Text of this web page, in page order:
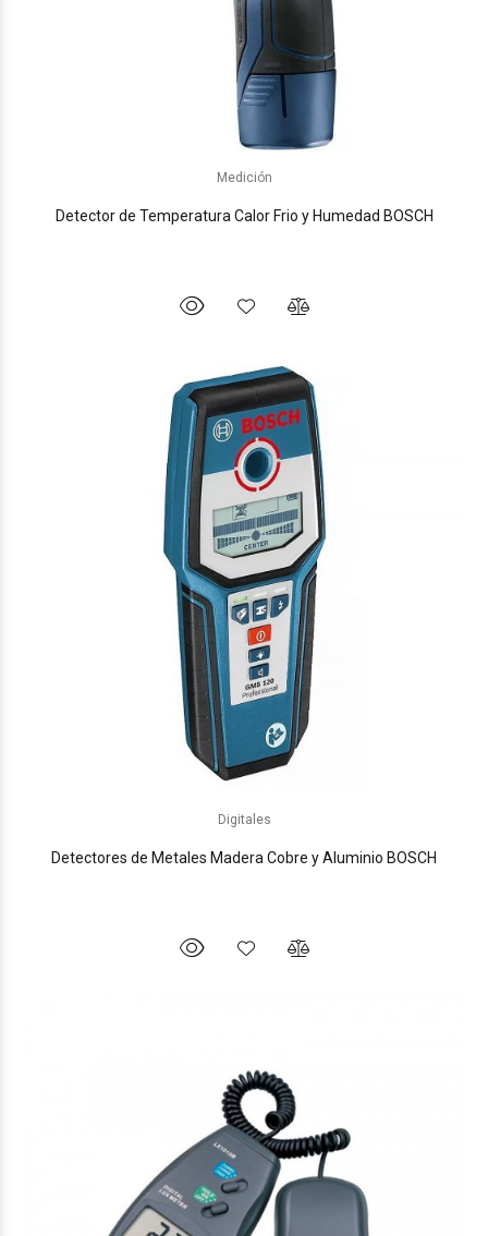
Medición
Detector de Temperatura Calor Frio y Humedad BOSCH
Digitales
Detectores de Metales Madera Cobre y Aluminio BOSCH